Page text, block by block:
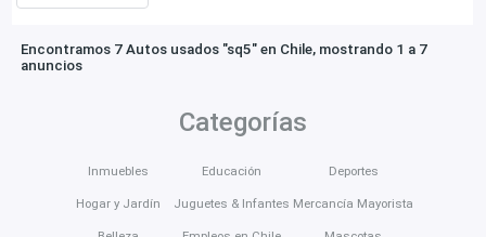
Encontramos 7 Autos usados "sq5" en Chile, mostrando 1 a 7
anuncios
Categorías
Inmuebles
Hogar y Jardín
Educación
Juguetes & Infantes
Deportes
Mercancía Mayorista